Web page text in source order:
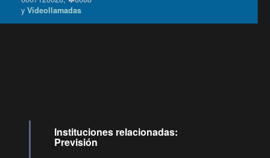
yVideollamadas
Instituciones relacionadas:
Previsión